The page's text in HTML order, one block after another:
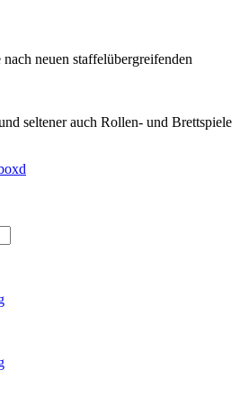
neuen staffelübergreifenden
seltener auch Rollen- und Brettspiele